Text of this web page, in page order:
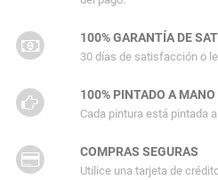
100% GARANTÍA DE
30 días de satisfacción o
100% PINTADO A MANO
Cada pintura está pintada
COMPRAS SEGURAS
Utilice una tarjeta de